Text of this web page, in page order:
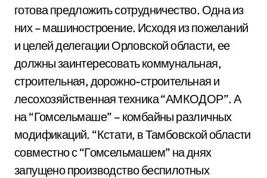
готова предложить сотрудничество. Одна из
них – машиностроение. Исходя из пожеланий
и целей делегации Орловской области, ее
должны заинтересовать коммунальная,
строительная, дорожно-строительная и
лесохозяйственная техника “АМКОДОР”. А
на “Гомсельмаше” – комбайны различных
модификаций. “Кстати, в Тамбовской области
совместно с “Гомсельмашем” на днях
запущено производство беспилотных